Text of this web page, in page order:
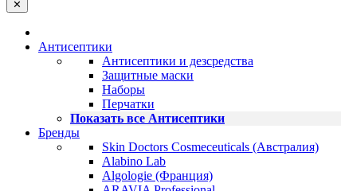
✕
Антисептики
Антисептики и дезсредства
Защитные маски
Наборы
Перчатки
Показать все Антисептики
Бренды
Skin Doctors Cosmeceuticals (Австралия)
Alabino Lab
Algologie (Франция)